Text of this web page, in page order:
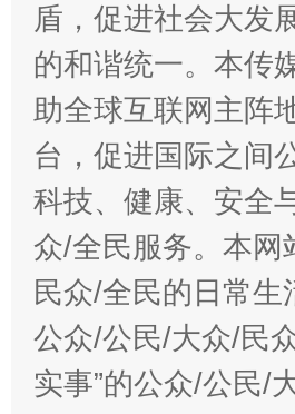
盾，促进社会大发
的和谐统一。本传
助全球互联网主阵
台，促进国际之间
科技、健康、安全
众/全民服务。本网
民众/全民的日常
公众/公民/大众/民
实事”的公众/公民/